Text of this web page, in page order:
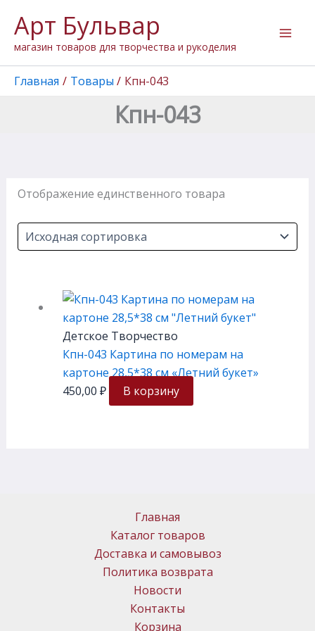
содержимому
Арт Бульвар
магазин товаров для творчества и рукоделия
Главная Товары Кпн-043
Кпн-043
Отображение единственного товара
Детское Творчество
Кпн-043 Картина по номерам на
картоне 28,5*38 см «Летний букет»
450,00 ₽ В корзину
Главная
Каталог товаров
Доставка и самовывоз
Политика возврата
Новости
Контакты
Корзина